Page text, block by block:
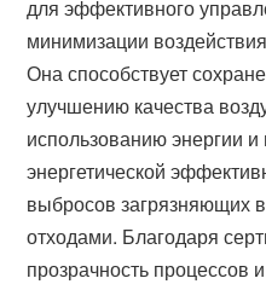
для эффективного
минимизации
Она способствует
улучшению качества
использованию энергии
энергетической
выбросов загрязняющих
отходами. Благодаря
прозрачность процессов